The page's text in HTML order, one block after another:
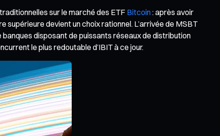
sur le marché des ETF Bitcoin: après avoir
devient un choix rationnel. L’arrivée de MSBT
disposant de puissants réseaux de distribution
le plus redoutable d’IBIT à ce jour.